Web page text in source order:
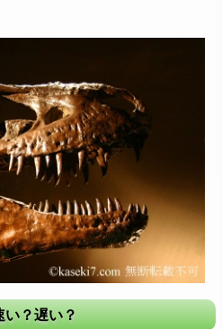
い？遅い？